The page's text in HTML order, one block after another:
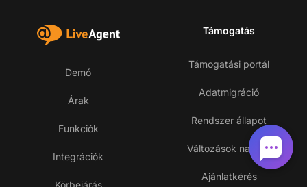
Demó
Árak
Funkciók
Integrációk
Körbejárás
Támogatás
Támogatási portál
Adatmigráció
Rendszer állapot
Változások naplója
Ajánlatkérés